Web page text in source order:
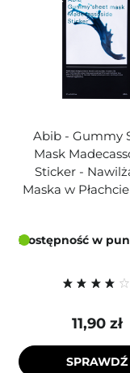
Abib - Gummy
Mask
Sticker -
Maska w
Dostępność w
11,90 zł
SPRAWDŹ